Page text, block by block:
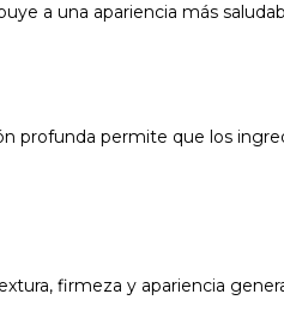
a una apariencia más
profunda permite que los
firmeza y apariencia